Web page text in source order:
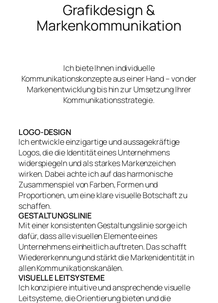
Grafikdesign &
Markenkommunikation
Ich biete Ihnen individuelle
Kommunikationskonzepte aus einer Hand – von der
Markenentwicklung bis hin zur Umsetzung Ihrer
Kommunikationsstrategie.
LOGO-DESIGN
Ich entwickle einzigartige und aussagekräftige
Logos, die die Identität eines Unternehmens
widerspiegeln und als starkes Markenzeichen
wirken. Dabei achte ich auf das harmonische
Zusammenspiel von Farben, Formen und
Proportionen, um eine klare visuelle Botschaft zu
schaffen.
GESTALTUNGSLINIE
Mit einer konsistenten Gestaltungslinie sorge ich
dafür, dass alle visuellen Elemente eines
Unternehmens einheitlich auftreten. Das schafft
Wiedererkennung und stärkt die Markenidentität in
allen Kommunikationskanälen.
VISUELLE LEITSYSTEME
Ich konzipiere intuitive und ansprechende visuelle
Leitsysteme, die Orientierung bieten und die